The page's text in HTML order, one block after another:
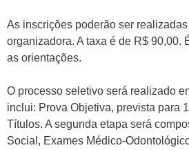
As inscrições poderão ser
organizadora. A taxa é de R$ 90,00.
as orientações.
O processo seletivo será realizado
inclui: Prova Objetiva, prevista para
Títulos. A segunda etapa será
Social, Exames Médico-